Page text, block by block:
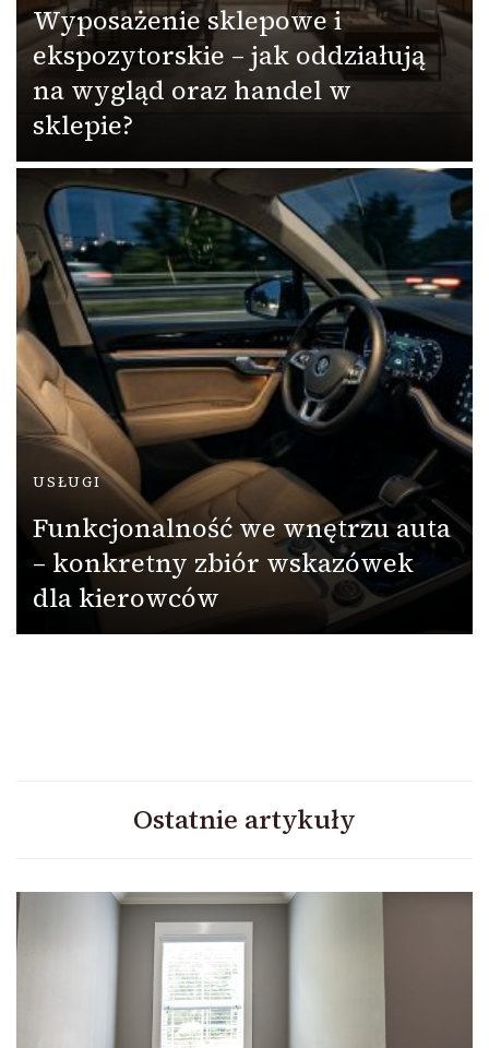
Wyposażenie sklepowe i
ekspozytorskie – jak oddziałują
na wygląd oraz handel w
sklepie?
USŁUGI
Funkcjonalność we wnętrzu auta
– konkretny zbiór wskazówek
dla kierowców
Ostatnie artykuły